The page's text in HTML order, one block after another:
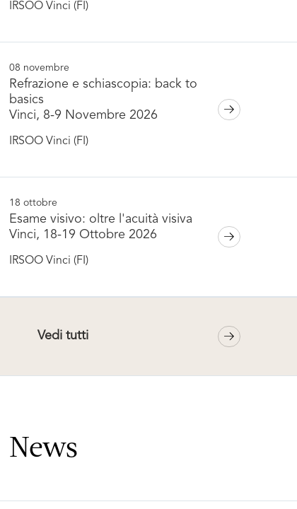
IRSOO Vinci (FI)
08 novembre
Refrazione e schiascopia: back to
basics
Vinci, 8-9 Novembre 2026
IRSOO Vinci (FI)
18 ottobre
Esame visivo: oltre l'acuità visiva
Vinci, 18-19 Ottobre 2026
IRSOO Vinci (FI)
Vedi tutti
News